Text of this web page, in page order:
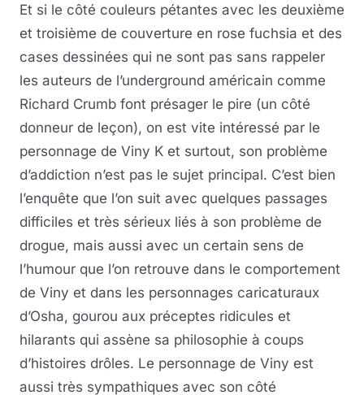
Et si le côté couleurs pétantes avec les deuxième
et troisième de couverture en rose fuchsia et des
cases dessinées qui ne sont pas sans rappeler
les auteurs de l’underground américain comme
Richard Crumb font présager le pire (un côté
donneur de leçon), on est vite intéressé par le
personnage de Viny K et surtout, son problème
d’addiction n’est pas le sujet principal. C’est bien
l’enquête que l’on suit avec quelques passages
difficiles et très sérieux liés à son problème de
drogue, mais aussi avec un certain sens de
l’humour que l’on retrouve dans le comportement
de Viny et dans les personnages caricaturaux
d’Osha, gourou aux préceptes ridicules et
hilarants qui assène sa philosophie à coups
d’histoires drôles. Le personnage de Viny est
aussi très sympathiques avec son côté